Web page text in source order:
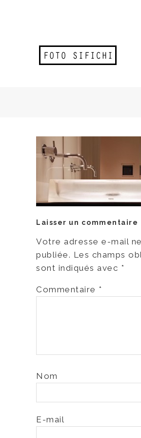
Laisser un commentaire
Votre adresse e-mail
publiée. Les champs
sont indiqués avec *
Commentaire *
Nom
E-mail